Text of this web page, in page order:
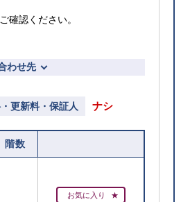
確認ください。
わせ先
更新料・保証人 ナシ
階数
お気に入り